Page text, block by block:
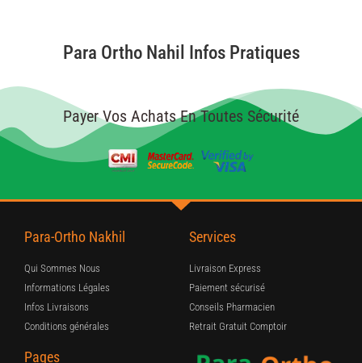
Para Ortho Nahil Infos Pratiques
Payer Vos Achats En Toutes Sécurité
Para-Ortho Nakhil
Qui Sommes Nous
Informations Légales
Infos Livraisons
Conditions générales
Services
Livraison Express
Paiement sécurisé
Conseils Pharmacien
Retrait Gratuit Comptoir
Pages